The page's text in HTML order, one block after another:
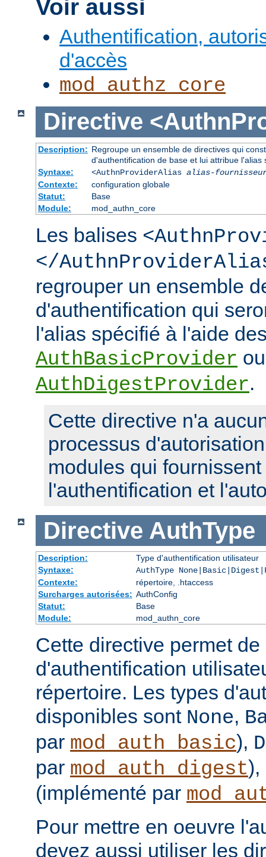
Voir aussi
Authentification,
d'accès
mod_authz_core
Directive
Description: Regroupe un ensemble de directives qui
d'authentification de base et lui attribue l'alias
Syntaxe:
<AuthnProviderAlias alias-
Contexte:
configuration globale
Statut:
Base
Module:
mod_authn_core
Les balises
</
regrouper un ensemble
d'authentification qui
l'alias spécifié à l'aide
AuthBasicProvider ou
AuthDigestProvider.
Cette directive n'a
processus
modules qui
l'authentification et
Directive AuthType
Description:
Type d'authentification utilisateur
Syntaxe:
AuthType
Contexte:
répertoire, .htaccess
Surcharges autorisées: AuthConfig
Statut:
Base
Module:
mod_authn_core
Cette directive permet
d'authentification
répertoire. Les types
disponibles sont None,
par mod_auth_basic),
par mod_auth_digest
(implémenté par
Pour mettre en oeuvre
devez aussi utiliser les